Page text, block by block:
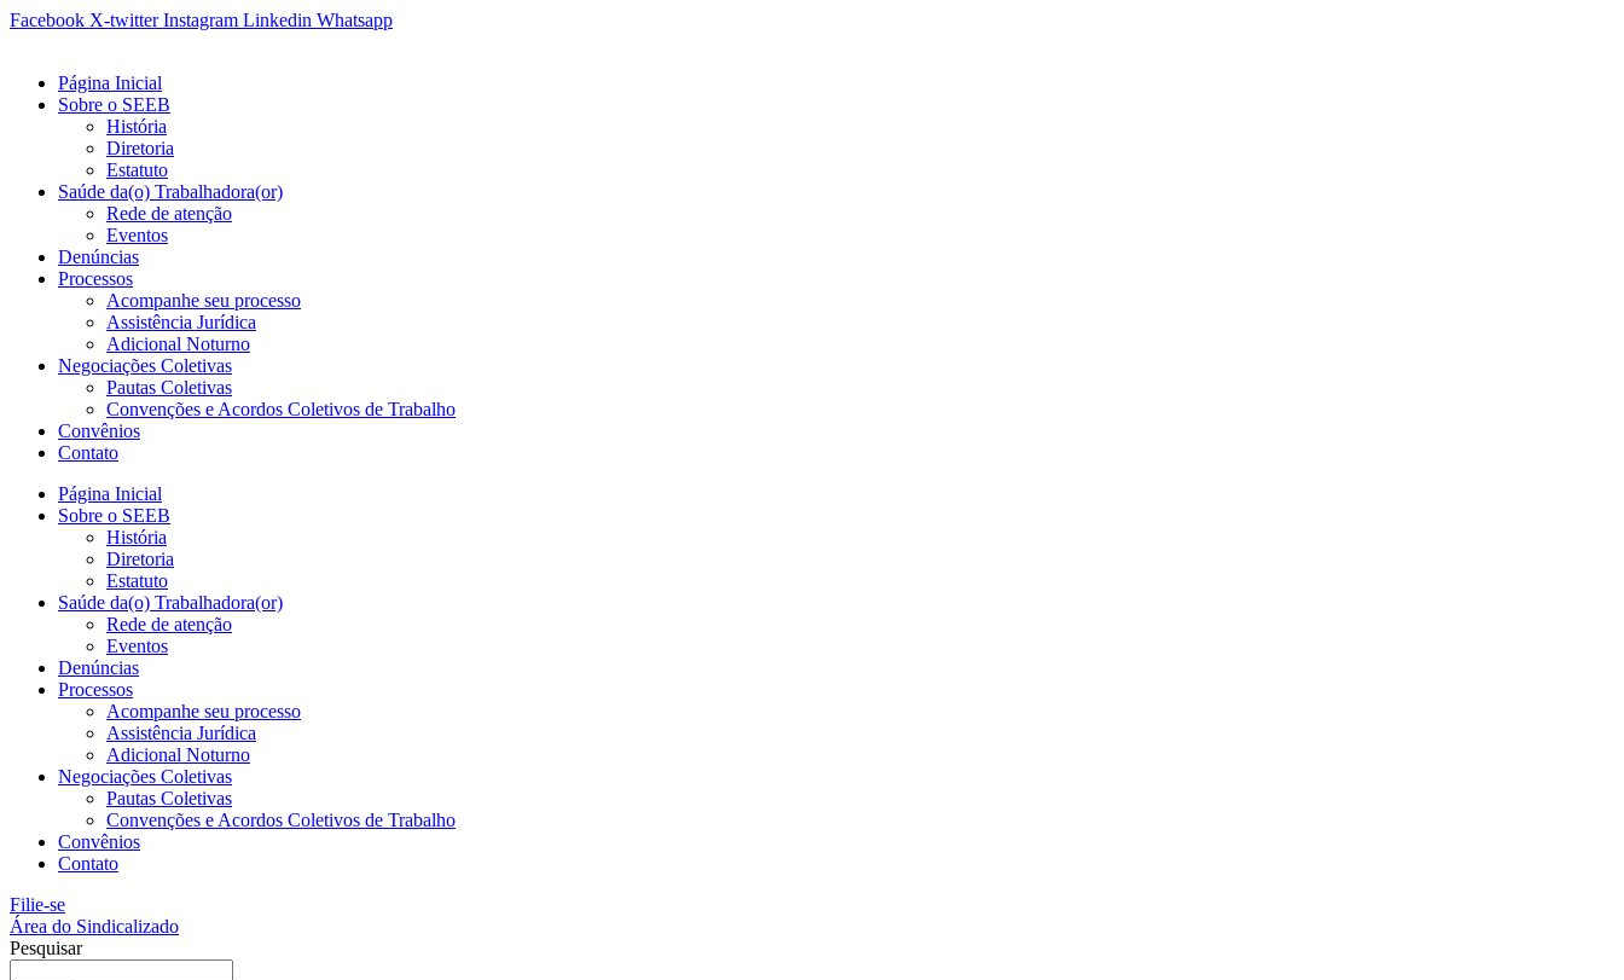
Ir
conteúdo
Facebook X-twitter Instagram Linkedin Whatsapp
Página Inicial
Sobre o SEEB
História
Diretoria
Estatuto
Saúde da(o) Trabalhadora(or)
Rede de atenção
Eventos
Denúncias
Processos
Acompanhe seu processo
Assistência Jurídica
Adicional Noturno
Negociações Coletivas
Pautas Coletivas
Convenções e Acordos Coletivos de Trabalho
Convênios
Contato
Página Inicial
Sobre o SEEB
História
Diretoria
Estatuto
Saúde da(o) Trabalhadora(or)
Rede de atenção
Eventos
Denúncias
Processos
Acompanhe seu processo
Assistência Jurídica
Adicional Noturno
Negociações Coletivas
Pautas Coletivas
Convenções e Acordos Coletivos de Trabalho
Convênios
Contato
Filie-se
Área do Sindicalizado
Pesquisar